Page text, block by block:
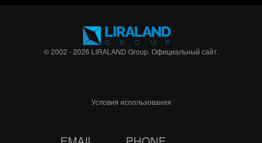
© 2002 - 2026 LIRALAND Group. Официальный сайт.
Условия использования